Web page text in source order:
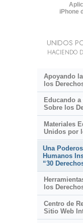
iPhone
UNIDOS
HACIENDO
Apoyando
los
Educando
Sobre los
Materiales
Unidos por
Una
Humanos
“30
los
Centro de
Sitio Web